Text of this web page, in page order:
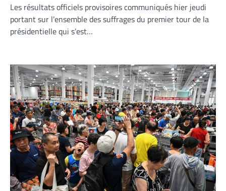
Les résultats officiels provisoires communiqués hier jeudi
portant sur l’ensemble des suffrages du premier tour de la
présidentielle qui s’est…